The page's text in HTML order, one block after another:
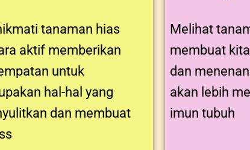
tanaman hias
aktif memberikan
untuk
hal-hal yang
dan membuat
Melihat
membuat
dan
akan lebih
imun tubuh